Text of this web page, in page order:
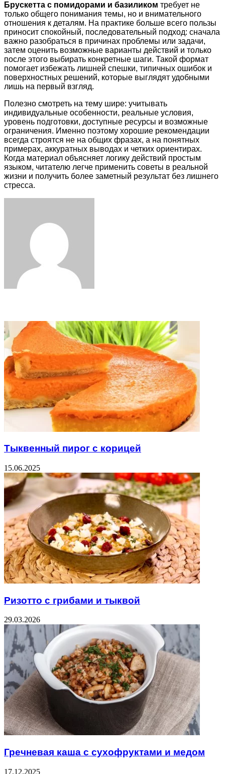
Брускетта с помидорами и базиликом требует не
только общего понимания темы, но и внимательного
отношения к деталям. На практике больше всего пользы
приносит спокойный, последовательный подход: сначала
важно разобраться в причинах проблемы или задачи,
затем оценить возможные варианты действий и только
после этого выбирать конкретные шаги. Такой формат
помогает избежать лишней спешки, типичных ошибок и
поверхностных решений, которые выглядят удобными
лишь на первый взгляд.
Полезно смотреть на тему шире: учитывать
индивидуальные особенности, реальные условия,
уровень подготовки, доступные ресурсы и возможные
ограничения. Именно поэтому хорошие рекомендации
всегда строятся не на общих фразах, а на понятных
примерах, аккуратных выводах и четких ориентирах.
Когда материал объясняет логику действий простым
языком, читателю легче применить советы в реальной
жизни и получить более заметный результат без лишнего
стресса.
Тыквенный пирог с корицей
15.06.2025
Ризотто с грибами и тыквой
29.03.2026
Гречневая каша с сухофруктами и медом
17.12.2025